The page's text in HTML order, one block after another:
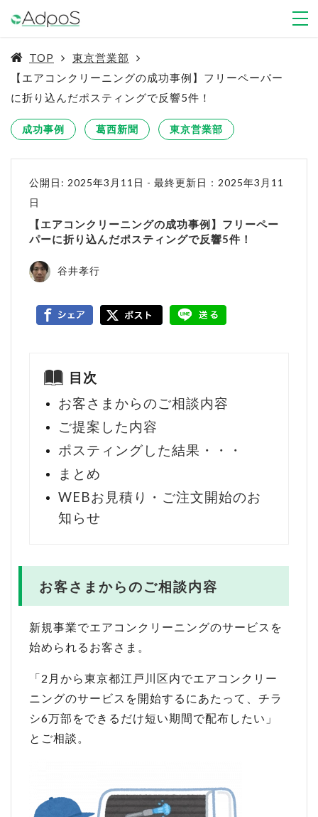
TOP
東京営業部
【エアコンクリーニングの成功事例】フリーペーパー
に折り込んだポスティングで反響5件！
成功事例 葛西新聞 東京営業部
公開日: 2025年3月11日 - 最終更新日：2025年3月11
日
【エアコンクリーニングの成功事例】フリーペー
パーに折り込んだポスティングで反響5件！
谷井孝行
目次
お客さまからのご相談内容
ご提案した内容
ポスティングした結果・・・
まとめ
WEBお見積り・ご注文開始のお
知らせ
お客さまからのご相談内容
新規事業でエアコンクリーニングのサービスを
始められるお客さま。
「2月から東京都江戸川区内でエアコンクリー
ニングのサービスを開始するにあたって、チラ
シ6万部をできるだけ短い期間で配布したい」
とご相談。